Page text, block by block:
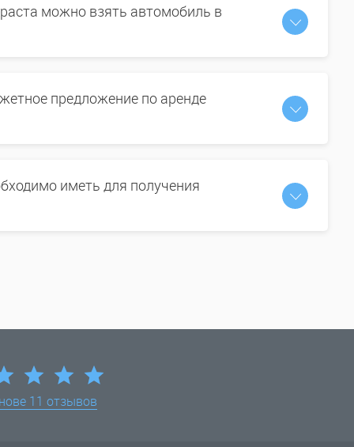
можно взять автомобиль в
предложение по аренде
иметь для получения
11 отзывов